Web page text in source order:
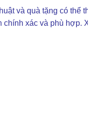
và quà tặng có thể
xác và phù hợp.